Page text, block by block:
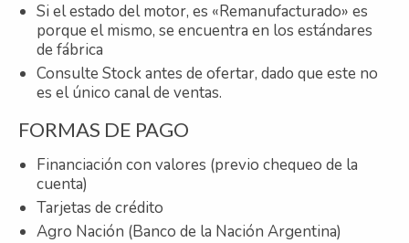
Si el estado del motor, es «Remanufacturado» es
porque el mismo, se encuentra en los estándares
de fábrica
Consulte Stock antes de ofertar, dado que este no
es el único canal de ventas.
FORMAS DE PAGO
Financiación con valores (previo chequeo de la
cuenta)
Tarjetas de crédito
Agro Nación (Banco de la Nación Argentina)